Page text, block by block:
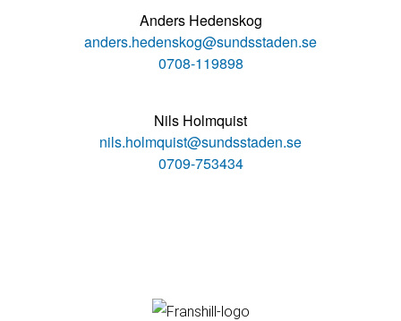
Anders Hedenskog
anders.hedenskog@sundsstaden.se
0708-119898
Nils Holmquist
nils.holmquist@sundsstaden.se
0709-753434